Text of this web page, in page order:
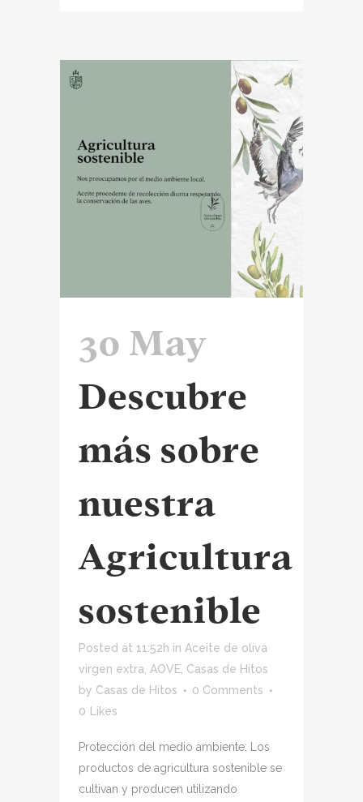
30 May
Descubre
más sobre
nuestra
Agricultura
sostenible
Posted at 11:52h in Aceite de oliva
virgen extra AOVE Casas de Hitos
by Casas de Hitos
0 Comments
0 Likes
Protección del medio ambiente: Los
productos de agricultura sostenible se
cultivan y producen utilizando